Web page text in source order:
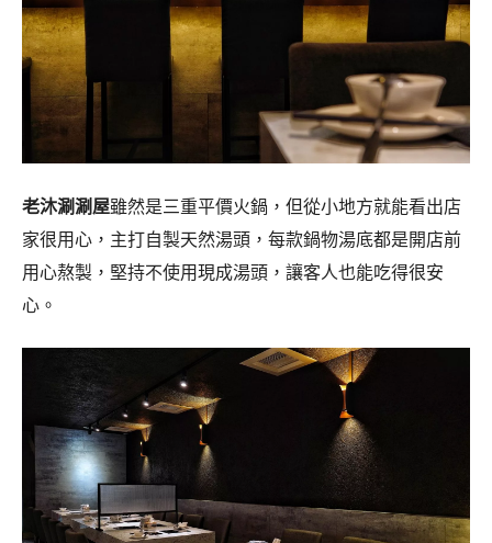
老沐涮涮屋雖然是三重平價火鍋，但從小地方就能看出店
家很用心，主打自製天然湯頭，每款鍋物湯底都是開店前
用心熬製，堅持不使用現成湯頭，讓客人也能吃得很安
心。